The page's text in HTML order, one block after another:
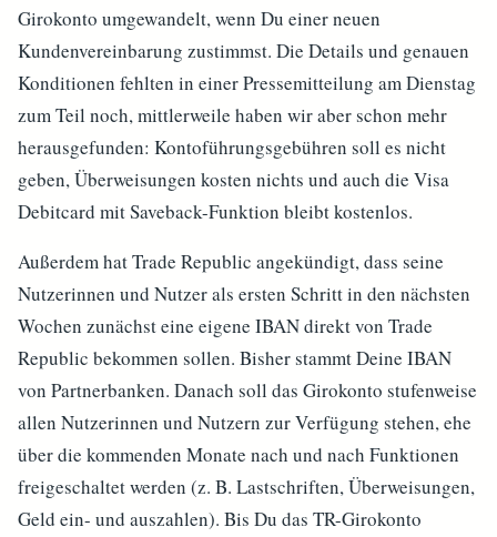
Girokonto umgewandelt, wenn Du einer neuen
Kundenvereinbarung zustimmst. Die Details und genauen
Konditionen fehlten in einer Pressemitteilung am Dienstag
zum Teil noch, mittlerweile haben wir aber schon mehr
herausgefunden: Kontoführungsgebühren soll es nicht
geben, Überweisungen kosten nichts und auch die Visa
Debitcard mit Saveback-Funktion bleibt kostenlos.
Außerdem hat Trade Republic angekündigt, dass seine
Nutzerinnen und Nutzer als ersten Schritt in den nächsten
Wochen zunächst eine eigene IBAN direkt von Trade
Republic bekommen sollen. Bisher stammt Deine IBAN
von Partnerbanken. Danach soll das Girokonto stufenweise
allen Nutzerinnen und Nutzern zur Verfügung stehen, ehe
über die kommenden Monate nach und nach Funktionen
freigeschaltet werden (z. B. Lastschriften, Überweisungen,
Geld ein- und auszahlen). Bis Du das TR-Girokonto